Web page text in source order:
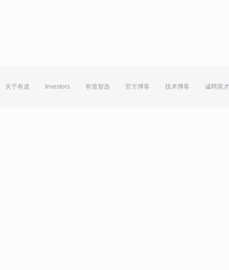
关于有道 Investors 有道智选 官方博客 技术博客 诚聘英才